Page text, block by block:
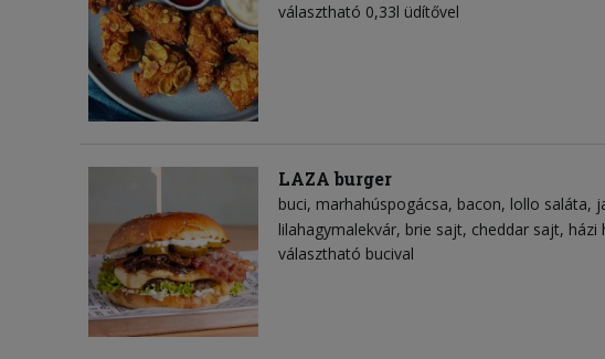
választható 0,33l üdítővel
LAZA burger
buci marhahúspogácsa bacon lollo saláta
lilahagymalekvár brie sajt cheddar sajt házi
választható bucival